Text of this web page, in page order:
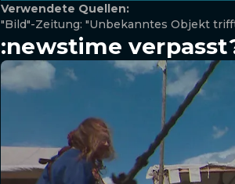
Verwendete Quellen:
"Bild"-Zeitung: "Unbekanntes Objekt
:newstime